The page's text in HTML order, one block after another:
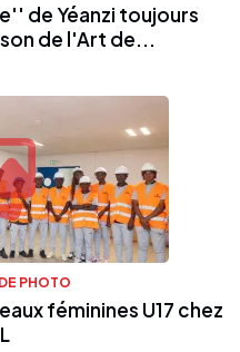
de Yéanzi toujours
de l'Art de...
PHOTO
féminines U17 chez